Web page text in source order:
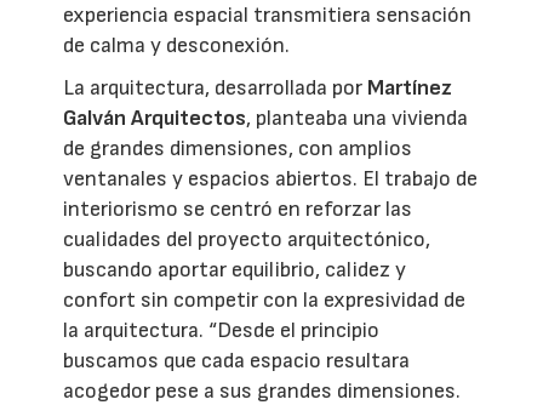
experiencia espacial transmitiera sensación
de calma y desconexión.
La arquitectura, desarrollada por Martínez
Galván Arquitectos, planteaba una vivienda
de grandes dimensiones, con amplios
ventanales y espacios abiertos. El trabajo de
interiorismo se centró en reforzar las
cualidades del proyecto arquitectónico,
buscando aportar equilibrio, calidez y
confort sin competir con la expresividad de
la arquitectura. “Desde el principio
buscamos que cada espacio resultara
acogedor pese a sus grandes dimensiones.